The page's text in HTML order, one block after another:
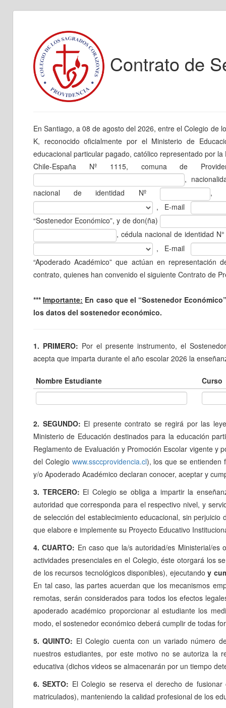
Contrato de
En Santiago, a 08 de agosto del 2026, entre el Colegio de
K, reconocido oficialmente por el Ministerio de
educacional particular pagado, católico representado por
Chile-España Nº 1115, comuna de
,
nacional de identidad Nº
,
, E-mail
“Sostenedor Económico”, y de don(ña)
, cédula nacional de identidad
, E-mail
“Apoderado Académico” que actúan en
contrato, quienes han convenido el siguiente Contrato de
***Importante: En caso que el “Sostenedor
los datos del sostenedor económico.
1. PRIMERO: Por el presente instrumento, el
acepta que imparta durante el año escolar 2026 la
Nombre Estudiante Curso
2. SEGUNDO: El presente contrato se regirá por las
Ministerio de Educación destinados para la educación
Reglamento de Evaluación y Promoción Escolar vigente y
del Colegio www.ssccprovidencia.cl), los que se entienden
y/o Apoderado Académico declaran conocer, aceptar y
3. TERCERO: El Colegio se obliga a impartir la
autoridad que corresponda para el respectivo nivel, y
de selección del establecimiento educacional, sin
que elabore e implemente su Proyecto Educativo
4. CUARTO: En caso que la/s autoridad/es Ministerial/
actividades presenciales en el Colegio, éste otorgará los
de los recursos tecnológicos disponibles), ejecutandoy
En tal caso, las partes acuerdan que los mecanismos
remotas, serán considerados para todos los efectos
apoderado académico proporcionar al estudiante los
modo, el sostenedor económico deberá cumplir de todas
5. QUINTO: El Colegio cuenta con un variado número
nuestros estudiantes, por este motivo no se autoriza la
educativa (dichos videos se almacenarán por un tiempo
6. SEXTO: El Colegio se reserva el derecho de
matriculados), manteniendo la calidad profesional de los